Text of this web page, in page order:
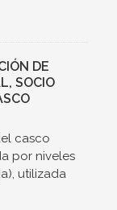
DE
SOCIO
casco
por niveles
utilizada